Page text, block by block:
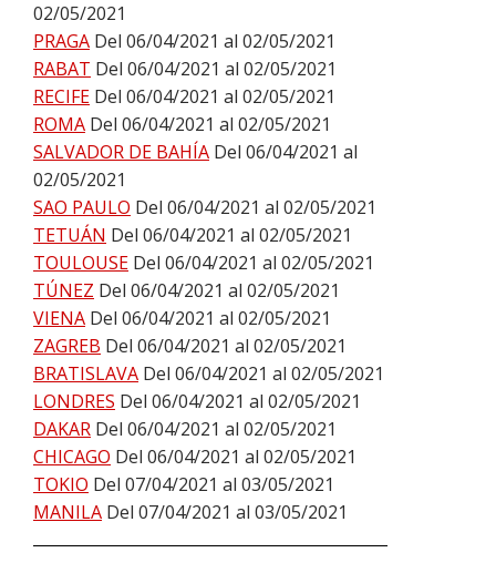
02/05/2021
PRAGA Del 06/04/2021 al 02/05/2021
RABAT Del 06/04/2021 al 02/05/2021
RECIFE Del 06/04/2021 al 02/05/2021
ROMA Del 06/04/2021 al 02/05/2021
SALVADOR DE BAHÍA Del 06/04/2021 al
02/05/2021
SAO PAULO Del 06/04/2021 al 02/05/2021
TETUÁN Del 06/04/2021 al 02/05/2021
TOULOUSE Del 06/04/2021 al 02/05/2021
TÚNEZ Del 06/04/2021 al 02/05/2021
VIENA Del 06/04/2021 al 02/05/2021
ZAGREB Del 06/04/2021 al 02/05/2021
BRATISLAVA Del 06/04/2021 al 02/05/2021
LONDRES Del 06/04/2021 al 02/05/2021
DAKAR Del 06/04/2021 al 02/05/2021
CHICAGO Del 06/04/2021 al 02/05/2021
TOKIO Del 07/04/2021 al 03/05/2021
MANILA Del 07/04/2021 al 03/05/2021